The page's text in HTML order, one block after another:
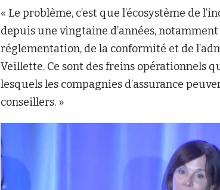
« Le problème, c’est que l’écosystème de
depuis une vingtaine d’années,
réglementation, de la conformité et de
Veillette. Ce sont des freins opérationnels
lesquels les compagnies d’assurance
conseillers. »